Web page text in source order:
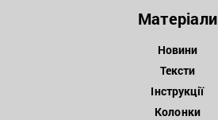
Матеріали
Новини
Тексти
Інструкції
Колонки